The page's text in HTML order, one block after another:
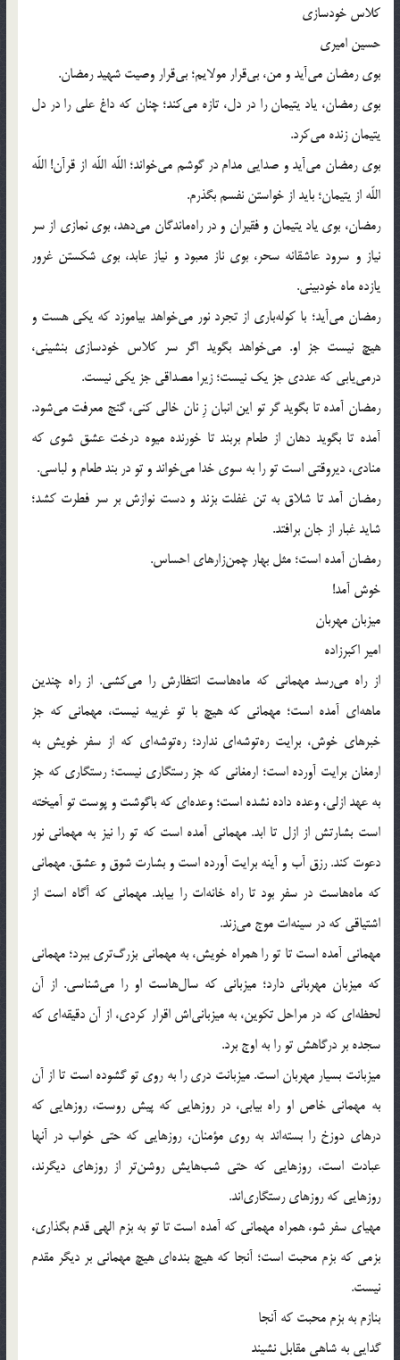
کلاس خودسازی
حسین امیری
بوی رمضان می‌آید و من، بی‌قرار مولایم؛ بی‌قرار وصیت شهید رمضان.
بوی رمضان، یاد یتیمان را در دل، تازه می‌کند؛ چنان که داغ علی را در دل
یتیمان زنده می‌کرد.
بوی رمضان می‌آید و صدایی مدام در گوشم می‌خواند؛ اللّه‌ اللّه‌ از قرآن! اللّه‌
اللّه‌ از یتیمان؛ باید از خواستن نفسم بگذرم.
رمضان، بوی یاد یتیمان و فقیران و در راه‌ماندگان می‌دهد، بوی نمازی از سر
نیاز و سرود عاشقانه سحر، بوی ناز معبود و نیاز عابد، بوی شکستن غرور
یازده ماه خودبینی.
رمضان می‌آید؛ با کوله‌باری از تجرد نور می‌خواهد بیاموزد که یکی هست و
هیچ نیست جز او. می‌خواهد بگوید اگر سر کلاس خودسازی بنشینی،
درمی‌یابی که عددی جز یک نیست؛ زیرا مصداقی جز یکی نیست.
رمضان آمده تا بگوید گر تو این انبان زِ نان خالی کنی، گنج معرفت می‌شود.
آمده تا بگوید دهان از طعام بربند تا خورنده میوه درخت عشق شوی که
منادی، دیروقتی است تو را به سوی خدا می‌خواند و تو در بند طعام و لباسی.
رمضان آمد تا شلاق به تن غفلت بزند و دست نوازش بر سر فطرت کشد؛
شاید غبار از جان برافتد.
رمضان آمده است؛ مثل بهار چمن‌زارهای احساس.
خوش آمد!
میزبان مهربان
امیر اکبرزاده
از راه می‌رسد مهمانی که ماه‌هاست انتظارش را می‌کشی. از راه چندین
ماهه‌ای آمده است؛ مهمانی که هیچ با تو غریبه نیست، مهمانی که جز
خبرهای خوش، برایت ره‌توشه‌ای ندارد؛ ره‌توشه‌ای که از سفر خویش به
ارمغان برایت آورده است؛ ارمغانی که جز رستگاری نیست؛ رستگاری که جز
به عهد ازلی، وعده داده نشده است؛ وعده‌ای که باگوشت و پوست تو آمیخته
است بشارتش از ازل تا ابد. مهمانی آمده است که تو را نیز به مهمانی نور
دعوت کند. رزق آب و آینه برایت آورده است و بشارت شوق و عشق. مهمانی
که ماه‌هاست در سفر بود تا راه خانه‌ات را بیابد. مهمانی که آگاه است از
اشتیاقی که در سینه‌ات موج می‌زند.
مهمانی آمده است تا تو را همراه خویش، به مهمانی بزرگ‌تری ببرد؛ مهمانی
که میزبان مهربانی دارد؛ میزبانی که سال‌هاست او را می‌شناسی. از آن
لحظه‌ای که در مراحل تکوین، به میزبانی‌اش اقرار کردی، از آن دقیقه‌ای که
سجده بر درگاهش تو را به اوج برد.
میزبانت بسیار مهربان است. میزبانت دری را به روی تو گشوده است تا از آن
به مهمانی خاص او راه بیابی، در روزهایی که پیش روست، روزهایی که
درهای دوزخ را بسته‌اند به روی مؤمنان، روزهایی که حتی خواب در آنها
عبادت است، روزهایی که حتی شب‌هایش روشن‌تر از روزهای دیگرند،
روزهایی که روزهای رستگاری‌اند.
مهیای سفر شو، همراه مهمانی که آمده است تا تو به بزم الهی قدم بگذاری،
بزمی که بزم محبت است؛ آنجا که هیچ بنده‌ای هیچ مهمانی بر دیگر مقدم
نیست.
بنازم به بزم محبت که آنجا
گدایی به شاهی مقابل نشیند